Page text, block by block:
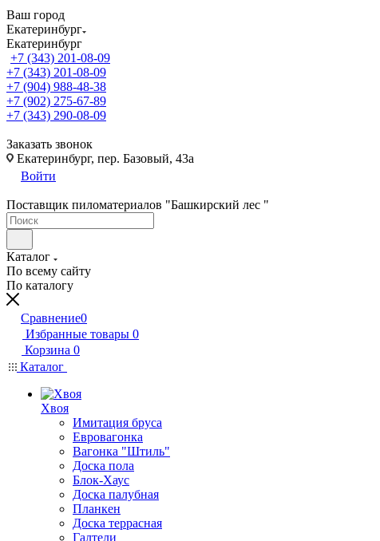
Ваш город
Екатеринбург
Екатеринбург
+7 (343) 201-08-09
+7 (343) 201-08-09
+7 (904) 988-48-38
+7 (902) 275-67-89
+7 (343) 290-08-09
Заказать звонок
Екатеринбург, пер. Базовый, 43а
Войти
Поставщик пиломатериалов "Башкирский лес "
Каталог
По всему сайту
По каталогу
Сравнение0
Избранные товары 0
Корзина 0
Каталог
Хвоя
Имитация бруса
Евровагонка
Вагонка "Штиль"
Доска пола
Блок-Хаус
Доска палубная
Планкен
Доска террасная
Галтели